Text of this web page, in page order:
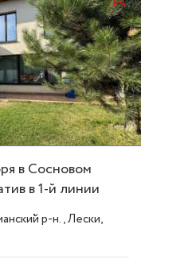
в Сосновом
в 1-й линии
р-н., Лески,